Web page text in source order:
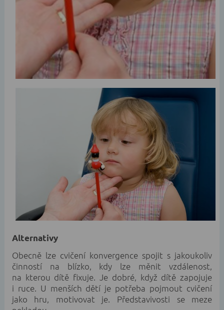
Alternativy
Obecně lze cvičení konvergence spojit s jakoukoliv
činností na blízko, kdy lze měnit vzdálenost,
na kterou dítě fixuje. Je dobré, když dítě zapojuje
i ruce. U menších dětí je potřeba pojmout cvičení
jako hru, motivovat je. Představivosti se meze